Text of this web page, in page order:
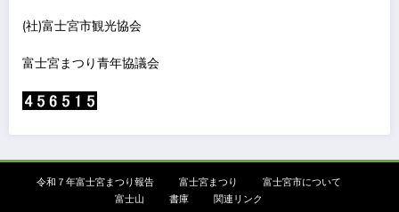
(社)富士宮市観光協会
富士宮まつり青年協議会
令和７年富士宮まつり報告 富士宮まつり
富士宮市について
富士山
書庫 関連リンク